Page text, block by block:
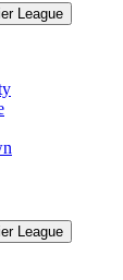
League
League